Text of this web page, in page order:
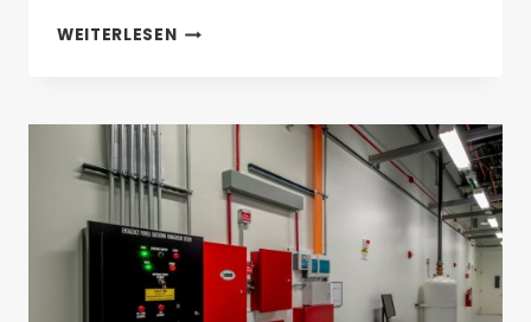
WEITERLESENLORA-
IST
BESTE
FÜR
IHR
INTELLIGENTES
GEWÄCHSHAUS?